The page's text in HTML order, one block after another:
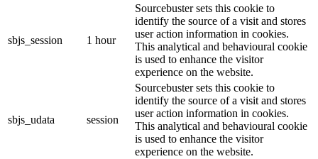
sbjs_session 1 hour
Sourcebuster sets this cookie to
identify the source of a visit and stores
user action information in cookies.
This analytical and behavioural cookie
is used to enhance the visitor
experience on the website.
sbjs_udata session
Sourcebuster sets this cookie to
identify the source of a visit and stores
user action information in cookies.
This analytical and behavioural cookie
is used to enhance the visitor
experience on the website.